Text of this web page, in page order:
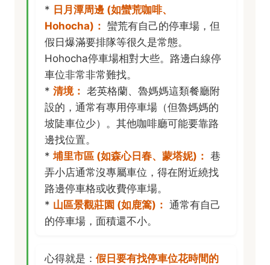
* 日月潭周邊 (如蠻荒咖啡、
Hohocha)： 蠻荒有自己的停車場，但
假日爆滿要排隊等很久是常態。
Hohocha停車場相對大些。路邊白線停
車位非常非常難找。
* 清境： 老英格蘭、魯媽媽這類餐廳附
設的，通常有專用停車場（但魯媽媽的
坡陡車位少）。其他咖啡廳可能要靠路
邊找位置。
* 埔里市區 (如森心日春、蒙塔妮)： 巷
弄小店通常沒專屬車位，得在附近繞找
路邊停車格或收費停車場。
* 山區景觀莊園 (如鹿篙)： 通常有自己
的停車場，面積還不小。
心得就是： 假日要有找停車位花時間的